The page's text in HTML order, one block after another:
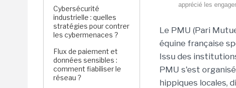
Cybersécurité
industrielle : quelles
stratégies pour contrer
les cybermenaces ?
Flux de paiement et
données sensibles :
comment fiabiliser le
réseau ?
apprécié les
Le PMU (Pari
équine française
Issu des
PMU s'est
hippiques locales,